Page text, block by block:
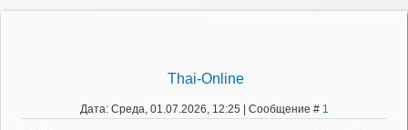
Thai-Online
Дата: Среда, 01.07.2026, 12:25 | Сообщение # 1